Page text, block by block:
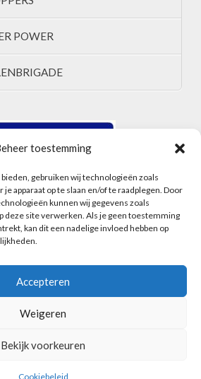
toestemming
gebruiken wij technologieën zoals
apparaat op te slaan en/of te raadplegen. Door
kunnen wij gegevens zoals
deze site verwerken. Als je geen toestemming
kan dit een nadelige invloed hebben op
Accepteren
Weigeren
Bekijk voorkeuren
Cookiebeleid
POWER
VOORWAARDEN
Facebook
Instagram
POWERED BY WIDIDI